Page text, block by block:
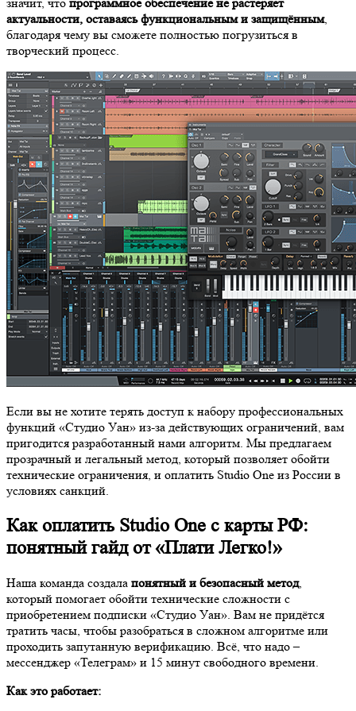
значит, что программное обеспечение не растеряет
актуальности, оставаясь функциональным и защищённым,
благодаря чему вы сможете полностью погрузиться в
творческий процесс.
Если вы не хотите терять доступ к набору профессиональных
функций «Студио Уан» из-за действующих ограничений, вам
пригодится разработанный нами алгоритм. Мы предлагаем
прозрачный и легальный метод, который позволяет обойти
технические ограничения, и оплатить Studio One из России в
условиях санкций.
Как оплатить Studio One с карты РФ:
понятный гайд от «Плати Легко!»
Наша команда создала понятный и безопасный метод,
который помогает обойти технические сложности с
приобретением подписки «Студио Уан». Вам не придётся
тратить часы, чтобы разобраться в сложном алгоритме или
проходить запутанную верификацию. Всё, что надо –
мессенджер «Телеграм» и 15 минут свободного времени.
Как это работает: